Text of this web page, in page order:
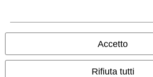
Accetto
Rifiuta tutti
Legge sulla Privacy
Smaltimento rifiuti e protezione dell’ambiente
Dichiarazione di Conformità